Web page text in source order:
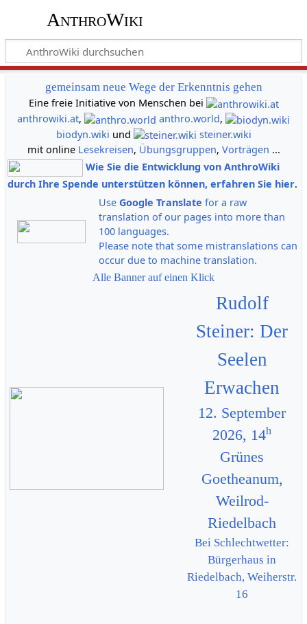
AnthroWiki
gemeinsam neue Wege der Erkenntnis gehen
Eine freie Initiative von Menschen bei
anthrowiki.at, anthro.world,
biodyn.wiki und
steiner.wiki
mit online Lesekreisen, Übungsgruppen, Vorträgen ...
Wie Sie die Entwicklung von AnthroWiki
durch Ihre Spende unterstützen können, erfahren Sie hier.
Use Google Translate for a raw
translation of our pages into more than
100 languages.
Please note that some mistranslations can
occur due to machine translation.
Alle Banner auf einen Klick
Rudolf
Steiner: Der
Seelen
Erwachen
12. September
2026, 14h
Grünes
Goetheanum,
Weilrod-
Riedelbach
Bei Schlechtwetter:
Bürgerhaus in
Riedelbach, Weiherstr.
16